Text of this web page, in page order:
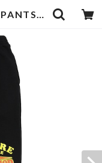
WAVE LOGO SWEAT PANTS/BLACK | PORKCHOP GARAGE SUPPLY